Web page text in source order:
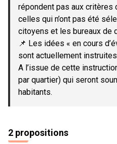
répondent pas aux critères
celles qui n’ont pas été
citoyens et les bureaux de
📌 Les idées « en cours
sont actuellement
A l’issue de cette
par quartier) qui seront
habitants.
2 propositions